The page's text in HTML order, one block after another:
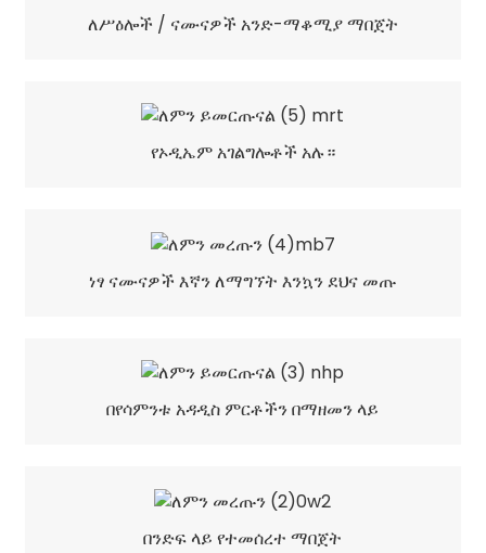
ለሥዕሎች / ናሙናዎች አንድ-ማቆሚያ ማበጀት
የኦዲኤም አገልግሎቶች አሉ።
ነፃ ናሙናዎች እኛን ለማግኘት እንኳን ደህና መጡ
በየሳምንቱ አዳዲስ ምርቶችን በማዘመን ላይ
በንድፍ ላይ የተመሰረተ ማበጀት